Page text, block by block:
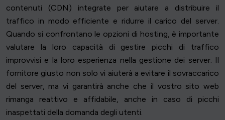
contenuti (CDN) integrate per aiutare a distribuire il
traffico in modo efficiente e ridurre il carico del server.
Quando si confrontano le opzioni di hosting, è importante
valutare la loro capacità di gestire picchi di traffico
improvvisi e la loro esperienza nella gestione dei server. Il
fornitore giusto non solo vi aiuterà a evitare il sovraccarico
del server, ma vi garantirà anche che il vostro sito web
rimanga reattivo e affidabile, anche in caso di picchi
inaspettati della domanda degli utenti.